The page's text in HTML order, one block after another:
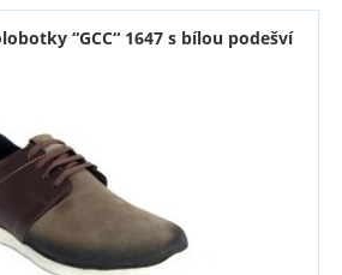
“GCC“ 1647 s bílou podešví